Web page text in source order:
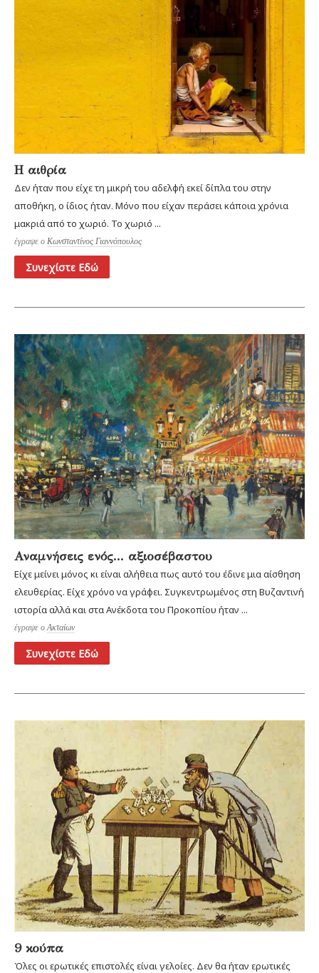
Η αιθρία
Δεν ήταν που είχε τη μικρή του αδελφή εκεί δίπλα του στην
αποθήκη, ο ίδιος ήταν. Μόνο που είχαν περάσει κάποια χρόνια
μακριά από το χωριό. Το χωριό ...
έγραψε ο Κωνσταντίνος Γιαννόπουλος
Συνεχίστε Εδώ
Αναμνήσεις ενός... αξιοσέβαστου
Είχε μείνει μόνος κι είναι αλήθεια πως αυτό του έδινε μια αίσθηση
ελευθερίας. Είχε χρόνο να γράφει. Συγκεντρωμένος στη Βυζαντινή
ιστορία αλλά και στα Ανέκδοτα του Προκοπίου ήταν ...
έγραψε οΑκταίων
Συνεχίστε Εδώ
9 κούπα
Όλες οι ερωτικές επιστολές είναι γελοίες. Δεν θα ήταν ερωτικές